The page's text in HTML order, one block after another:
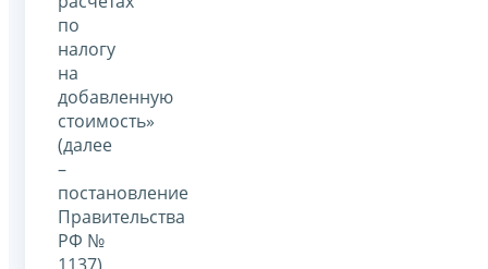
по
налогу
на
добавленную
стоимость»
(далее
–
постановление
Правительства
РФ №